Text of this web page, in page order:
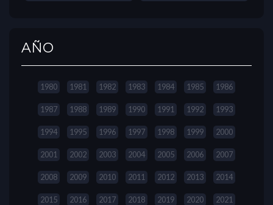
AÑO
1980 1981 1982 1983 1984 1985 1986
1987 1988 1989 1990 1991 1992 1993
1994 1995 1996 1997 1998 1999 2000
2001 2002 2003 2004 2005 2006 2007
2008 2009 2010 2011 2012 2013 2014
2015 2016 2017 2018 2019 2020 2021